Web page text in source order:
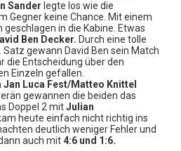
Sander legte los wie die
Gegner keine Chance. Mit einem
geschlagen in die Kabine. Etwas
Ben Decker. Durch eine tolle
Satz gewann David Ben sein Match
die Entscheidung über den
Einzeln gefallen.
Jan Luca Fest/Matteo Knittel
gewannen die beiden das
Doppel 2 mitJulian
heute einfach nicht richtig ins
deutlich weniger Fehler und
auch mit4:6 und 1:6.